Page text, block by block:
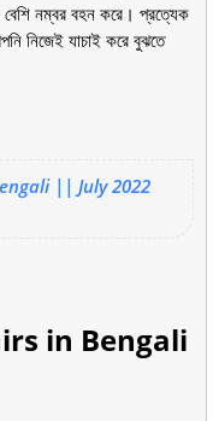
নম্বর বহন করে। প্রত্যেক
নিজেই যাচাই করে বুঝতে
|| July 2022
in Bengali